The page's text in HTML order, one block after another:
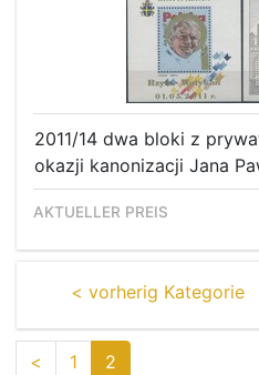
2011/14 dwa bloki z
okazji kanonizacji Jana
< vorherig Kategorie
< 1 2